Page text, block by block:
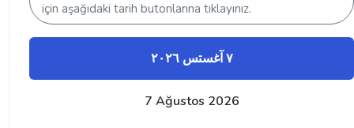
için aşağıdaki tarih butonlarına tıklayınız.
٧ آغستس ۲۰۲٦
7 Ağustos 2026